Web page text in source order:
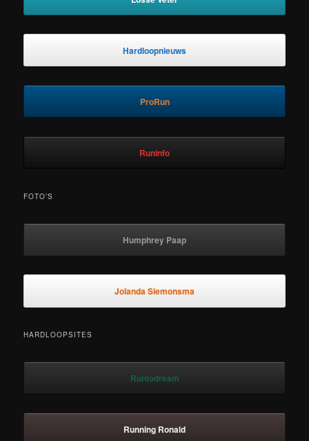
Hardloopnieuws
ProRun
Runinfo
FOTO’S
Humphrey Paap
Jolanda Siemonsma
HARDLOOPSITES
Runtodream
Running Ronald